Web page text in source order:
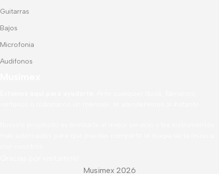
Guitarras
Bajos
Microfonia
Audifonos
Musimex 2026